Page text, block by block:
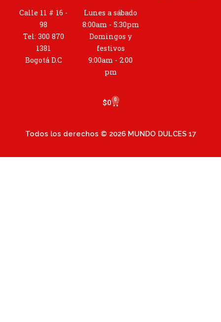
Calle 11 # 16 -
98
Tel: 300 870
1381
Bogotá D.C
Lunes a sábado
8:00am - 5:30pm
Domingos y
festivos
9:00am - 2:00
pm
$0 0
Cart
Todos los derechos © 2026 MUNDO DULCES 17